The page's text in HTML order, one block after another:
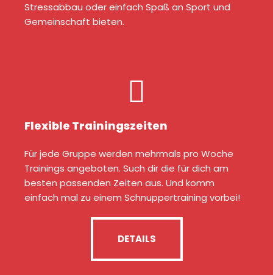
Stressabbau oder einfach Spaß an Sport und
Gemeinschaft bieten.
Flexible Trainingszeiten
Für jede Gruppe werden mehrmals pro Woche
Trainings angeboten. Such dir die für dich am
besten passenden Zeiten aus. Und komm
einfach mal zu einem Schnuppertraining vorbei!
DETAILS